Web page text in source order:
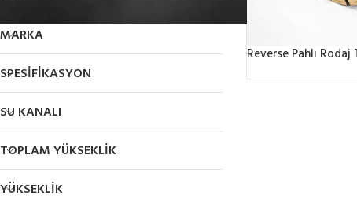
MARKA
SPESIFIKASYON
SU KANALI
TOPLAM YÜKSEKLIK
YÜKSEKLIK
Reverse Pahlı Rodaj